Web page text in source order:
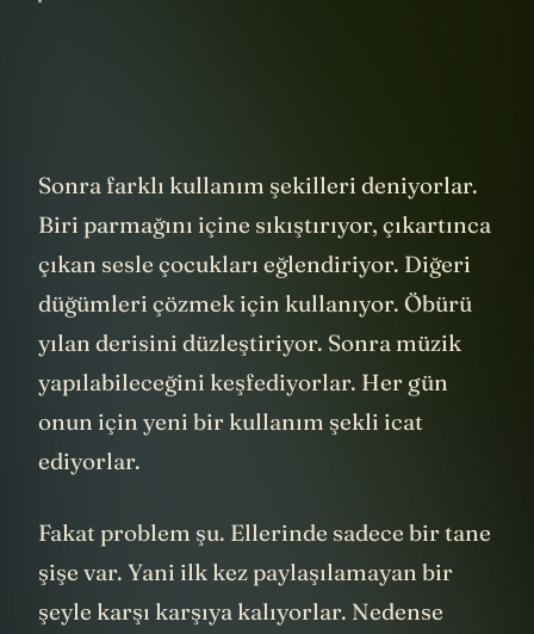
Sonra farklı kullanım şekilleri deniyorlar.
Biri parmağını içine sıkıştırıyor, çıkartınca
çıkan sesle çocukları eğlendiriyor. Diğeri
düğümleri çözmek için kullanıyor. Öbürü
yılan derisini düzleştiriyor. Sonra müzik
yapılabileceğini keşfediyorlar. Her gün
onun için yeni bir kullanım şekli icat
ediyorlar.
Fakat problem şu. Ellerinde sadece bir tane
şişe var. Yani ilk kez paylaşılamayan bir
şeyle karşı karşıya kalıyorlar. Nedense